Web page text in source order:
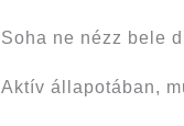
Soha ne nézz bele
Aktív állapotában,